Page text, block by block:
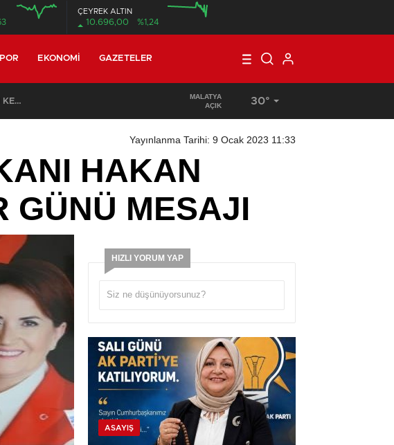
ÇEYREK ALTIN
10.696,00 %1,24
EKONOMI GAZETELER
ÖZEL: İMAMOĞLU DAVASINA 1 YIL 10 AYLIK HAKİMİ ATADILAR DERKEN KENDİSİNİ KANTARA KOYDUĞUNUN ELBETTE FARKINDA! KORKUNÇ VE ORGANİZE HIRSIZLIK
MALATYA
AÇIK
30°
Yayınlanma Tarihi: 9 Ocak 2023 11:33
HAKAN
GÜNÜ MESAJI
HIZLI YORUM YAP
ASAYIŞ